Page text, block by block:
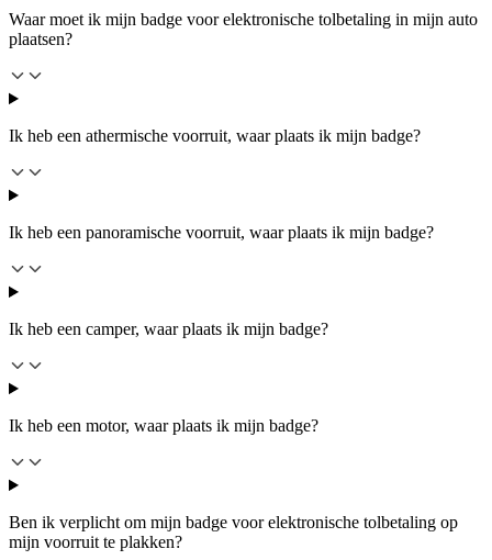
Waar moet ik mijn badge voor elektronische tolbetaling in mijn auto
plaatsen?
Ik heb een athermische voorruit, waar plaats ik mijn badge?
Ik heb een panoramische voorruit, waar plaats ik mijn badge?
Ik heb een camper, waar plaats ik mijn badge?
Ik heb een motor, waar plaats ik mijn badge?
Ben ik verplicht om mijn badge voor elektronische tolbetaling op
mijn voorruit te plakken?